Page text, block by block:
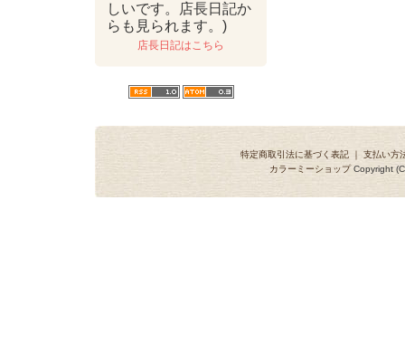
しいです。店長日記か
らも見られます。)
店長日記はこちら
特定商取引法に基づく表記 ｜ 支払い方
カラーミーショップCopyright